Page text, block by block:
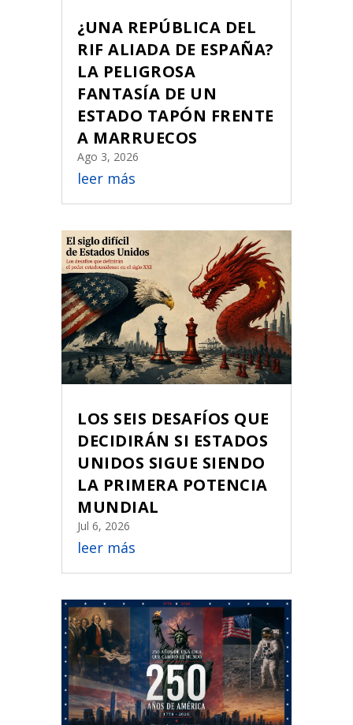
¿UNA REPÚBLICA DEL
RIF ALIADA DE ESPAÑA?
LA PELIGROSA
FANTASÍA DE UN
ESTADO TAPÓN FRENTE
A MARRUECOS
Ago 3, 2026
leer más
LOS SEIS DESAFÍOS QUE
DECIDIRÁN SI ESTADOS
UNIDOS SIGUE SIENDO
LA PRIMERA POTENCIA
MUNDIAL
Jul 6, 2026
leer más